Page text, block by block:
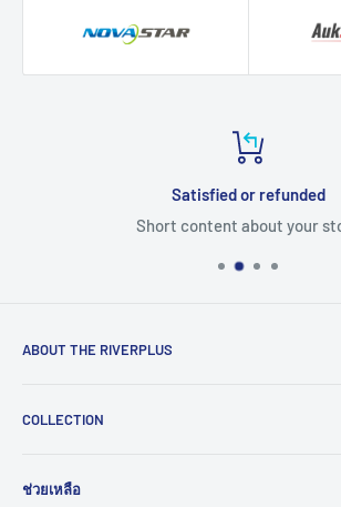
Satisfied or refunded
Short content about your
ABOUT THE RIVERPLUS
สินค้าและบริการเทคโนโลยีแบบครบวงจร จา
และอุตสาหกรรม 4.0
COLLECTION
HMI
ช่วยเหลือ